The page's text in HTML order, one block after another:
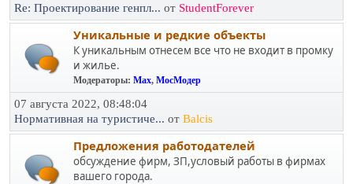
Re: Проектирование генпл... от StudentForever
Уникальные и редкие объекты
К уникальным отнесем все что не входит в промку
и жилье.
Модераторы: Max, МосМодер
07 августа 2022, 08:48:04
Нормативная на туристиче... от Balcis
Предложения работодателей
обсуждение фирм, ЗП,условый работы в фирмах
вашего города.